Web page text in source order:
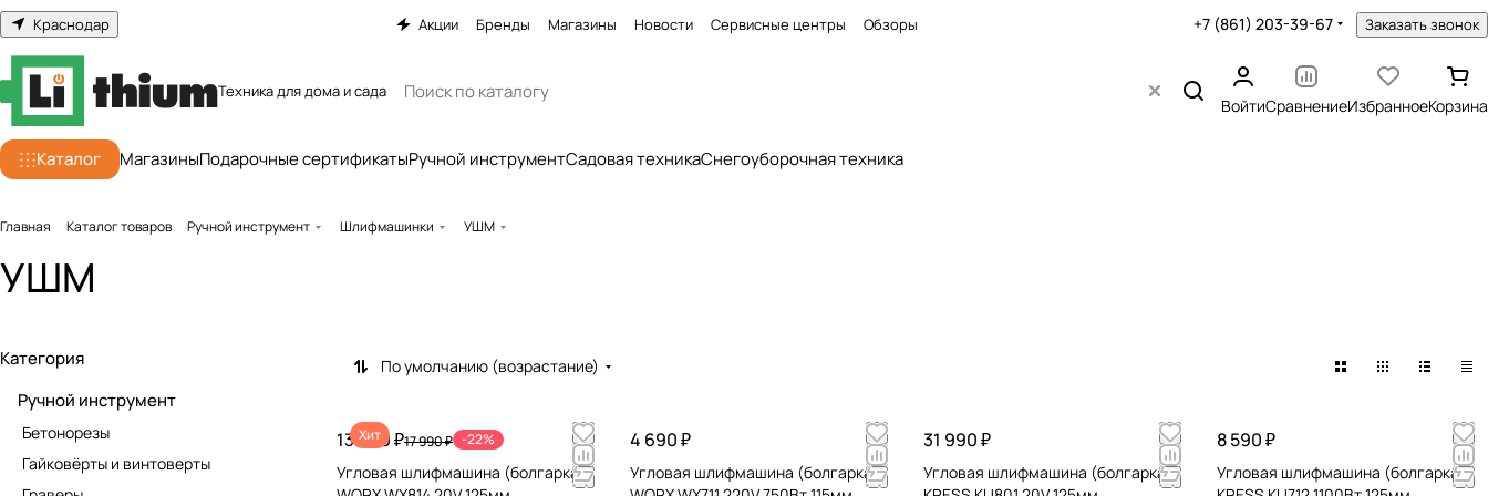
Краснодар Акции Бренды Магазины Новости Сервисные центры Обзоры +7 (861) 203-39-67 Заказать звонок
Техника для дома и сада
ВойтиСравнениеИзбранноеКорзина
Каталог МагазиныПодарочные сертификатыРучной инструментСадовая техникаСнегоуборочная техника
Главная Каталог товаров Ручной инструмент Шлифмашинки УШМ
УШМ
По умолчанию (возрастание)
Хит
13 990 ₽17 990 ₽ -22%
Угловая шлифмашина (болгарка)
4 690 ₽
Угловая шлифмашина (болгарка)
31 990 ₽
Угловая шлифмашина (болгарка)
8 590 ₽
Угловая шлифмашина (болгарка)
Категория
Ручной инструмент
Бетонорезы
Гайковёрты и винтоверты